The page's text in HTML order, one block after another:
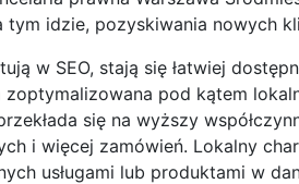
idzie, pozyskiwania nowych
w SEO, stają się łatwiej
pod kątem
się na wyższy
i więcej zamówień. Lokalny
usługami lub produktami w